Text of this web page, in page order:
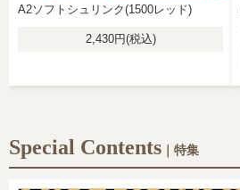
A2ソフトシュリンク(1500レッド)
2,430円(税込)
Special Contents ｜特集